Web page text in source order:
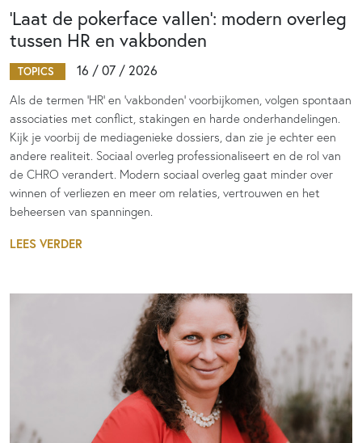
‘Laat de pokerface vallen’: modern overleg
tussen HR en vakbonden
TOPICS 16 / 07 / 2026
Als de termen 'HR' en 'vakbonden' voorbijkomen, volgen spontaan
associaties met conflict, stakingen en harde onderhandelingen.
Kijk je voorbij de mediagenieke dossiers, dan zie je echter een
andere realiteit. Sociaal overleg professionaliseert en de rol van
de CHRO verandert. Modern sociaal overleg gaat minder over
winnen of verliezen en meer om relaties, vertrouwen en het
beheersen van spanningen.
LEES VERDER